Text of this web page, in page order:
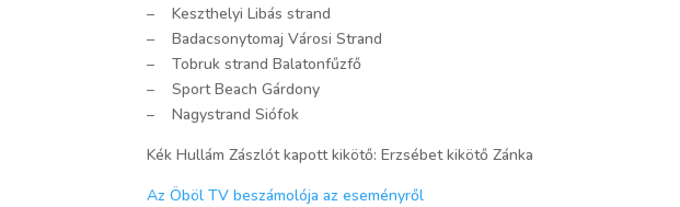
– Keszthelyi Libás strand
– Badacsonytomaj Városi Strand
– Tobruk strand Balatonfűzfő
– Sport Beach Gárdony
– Nagystrand Siófok
Kék Hullám Zászlót kapott kikötő: Erzsébet kikötő Zánka
Az Öböl TV beszámolója az eseményről